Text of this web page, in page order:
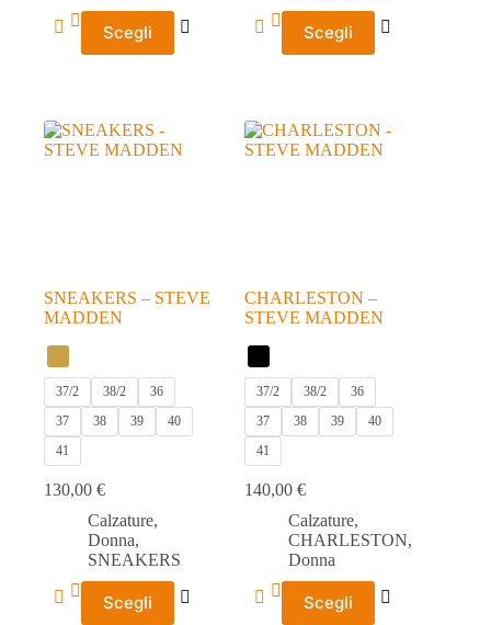
Scegli
Questo
prodotto
Le
opzioni
possono
Scegli
Questo
prodotto
Le
opzioni
possono
SNEAKERS – STEVE
MADDEN
37/2 38/2
36
37
38 39
40
41
130,00 €
Calzature,
Donna,
SNEAKERS
Scegli
Questo
prodotto
CHARLESTON –
STEVE MADDEN
37/2 38/2
36
37
38 39
40
41
140,00€
Calzature,
CHARLESTON,
Donna
Scegli
Questo
prodotto